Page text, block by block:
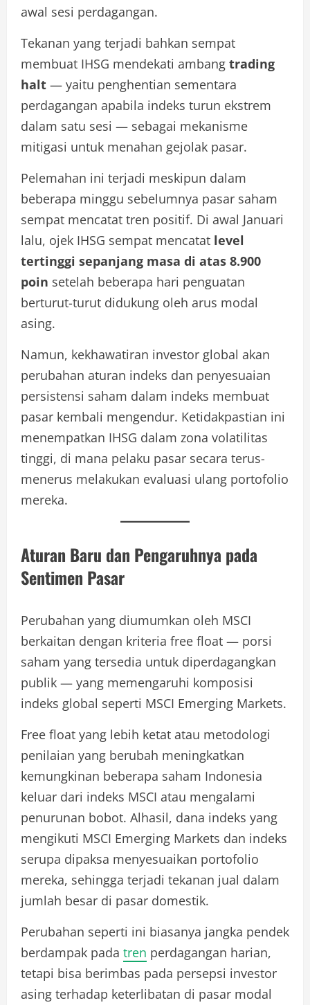
awal sesi perdagangan.
Tekanan yang terjadi bahkan sempat
membuat IHSG mendekati ambang trading
halt — yaitu penghentian sementara
perdagangan apabila indeks turun ekstrem
dalam satu sesi — sebagai mekanisme
mitigasi untuk menahan gejolak pasar.
Pelemahan ini terjadi meskipun dalam
beberapa minggu sebelumnya pasar saham
sempat mencatat tren positif. Di awal Januari
lalu, ojek IHSG sempat mencatat level
tertinggi sepanjang masa di atas 8.900
poin setelah beberapa hari penguatan
berturut-turut didukung oleh arus modal
asing.
Namun, kekhawatiran investor global akan
perubahan aturan indeks dan penyesuaian
persistensi saham dalam indeks membuat
pasar kembali mengendur. Ketidakpastian ini
menempatkan IHSG dalam zona volatilitas
tinggi, di mana pelaku pasar secara terus-
menerus melakukan evaluasi ulang portofolio
mereka.
Aturan Baru dan Pengaruhnya pada
Sentimen Pasar
Perubahan yang diumumkan oleh MSCI
berkaitan dengan kriteria free float — porsi
saham yang tersedia untuk diperdagangkan
publik — yang memengaruhi komposisi
indeks global seperti MSCI Emerging Markets.
Free float yang lebih ketat atau metodologi
penilaian yang berubah meningkatkan
kemungkinan beberapa saham Indonesia
keluar dari indeks MSCI atau mengalami
penurunan bobot. Alhasil, dana indeks yang
mengikuti MSCI Emerging Markets dan indeks
serupa dipaksa menyesuaikan portofolio
mereka, sehingga terjadi tekanan jual dalam
jumlah besar di pasar domestik.
Perubahan seperti ini biasanya jangka pendek
berdampak pada tren perdagangan harian,
tetapi bisa berimbas pada persepsi investor
asing terhadap keterlibatan di pasar modal